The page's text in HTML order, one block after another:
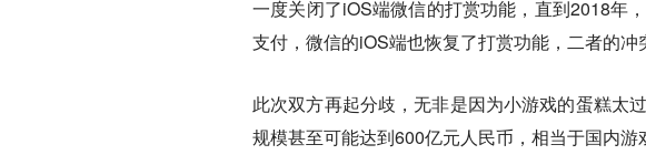
一度关闭了iOS端微信的打赏功能，直到2018年
支付，微信的iOS端也恢复了打赏功能，二者的冲
此次双方再起分歧，无非是因为小游戏的蛋糕
规模甚至可能达到600亿元人民币，相当于国内游